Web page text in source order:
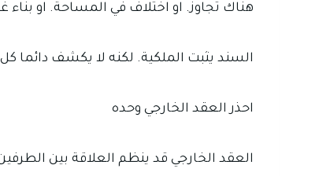
هناك تجاوز. او اختلاف في المساحة. او
السند يثبت الملكية. لكنه لا يكشف دائما
احذر العقد الخارجي وحده
العقد الخارجي قد ينظم العلاقة بين